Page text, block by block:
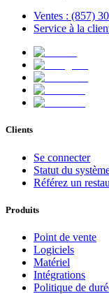
Ventes : (857)
Service à la
Clients
Se connecter
Statut du
Référez un
Produits
Point de vente
Logiciels
Matériel
Intégrations
Politique de